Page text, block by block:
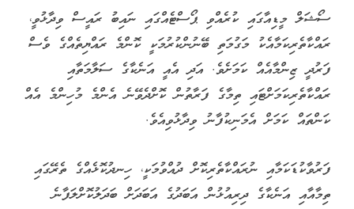
ސޯޝަލް މީޑިއާގައި ކުރެއްވި ޕޯސްޓެއްގައި ނައިބު ރައީސް ވިދާޅުވީ،
ރައްކާތެރިކަމާއެކު މަގުމަތި ބޭނުންކުރުމަކީ ކޮންމެ ރައްޔިތެއްގެ ވެސް
ފަރުދީ ޒިންމާއެއް ކަމަށެވެ. އަދި އެއީ އަނެކާގެ ސަލާމަތާއި
ރައްކާތެރިކަމަށްޓައި ތިމާގެ ފަރާތުން ކޮށްދެވޭނެ އެންމެ މުހިންމެ އެއް
ކަންތައް ކަމަށް އެމަނިކުފާނު ވިދާޅުވިއެވެ.
ފަރުވާކުޑަކަމާއި ނުރައްކާތެރިކޮށް ދުއްވުމަކީ، ހިނދުކޮޅެއްގެ ތެރޭގައި
ތިމާއާއި އަނެކާގެ ދިރިއުޅުން އަބަދުގެ އަބަދަށް ބަދަލުކޮށްލަފާނެ